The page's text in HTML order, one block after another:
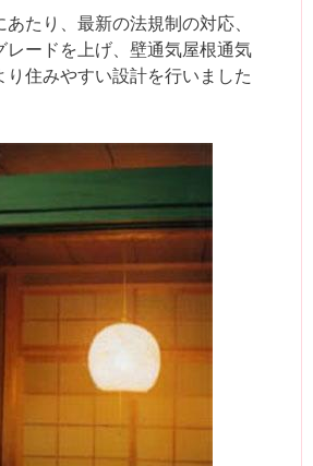
たり、最新の法規制の対応、
レードを上げ、壁通気屋根通気
り住みやすい設計を行いました